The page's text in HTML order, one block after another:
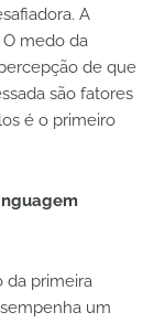
A
O medo da
de que
são fatores
é o primeiro
da primeira
um